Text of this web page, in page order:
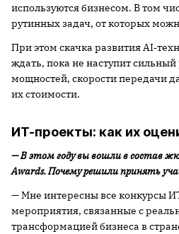
используются бизнесом. В том
рутинных задач, от которых
При этом скачка развития
ждать, пока не наступит
мощностей, скорости передачи
их стоимости.
ИТ-проекты: как их
— В этом году вы вошли в состав
Awards. Почему решили принять
— Мне интересны все конкурсы
мероприятия, связанные с
трансформацией бизнеса в